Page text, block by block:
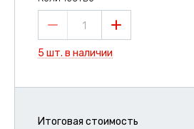
1
5 шт. в наличии
Итоговая стоимость